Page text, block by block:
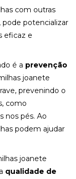
com outras
, pode potencializar
eficaz e
é a prevenção
joanete
prevenindo o
como
nos pés. Ao
podem ajudar
joanete
qualidade de
SAÚDE